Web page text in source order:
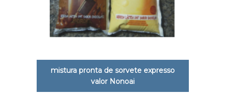
mistura pronta de sorvete expresso
valor Nonoai